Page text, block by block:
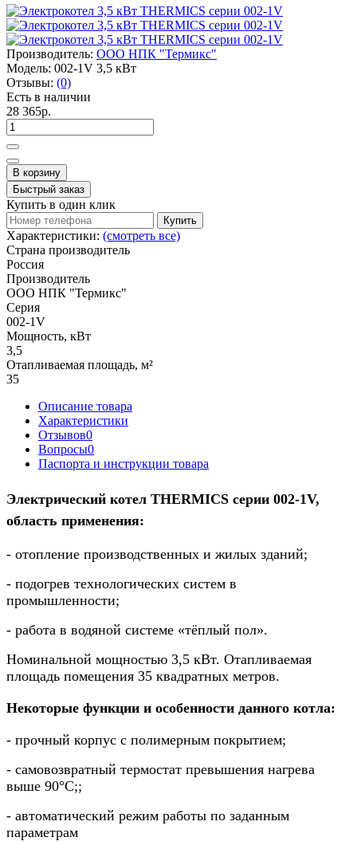
Производитель: ООО НПК "Термикс"
Модель: 002-1V 3,5 кВт
Отзывы: (0)
Есть в наличии
28 365р.
В корзину
Быстрый заказ
Купить в один клик
Купить
Характеристики: (смотреть все)
Страна производитель
Россия
Производитель
ООО НПК "Термикс"
Серия
002-1V
Мощность, кВт
3,5
Отапливаемая площадь, м²
35
Описание товара
Характеристики
Отзывов0
Вопросы0
Паспорта и инструкции товара
Электрический котел THERMICS серии 002-1V,
область применения:
- отопление производственных и жилых зданий;
- подогрев технологических систем в
промышленности;
- работа в водяной системе «тёплый пол».
Номинальной мощностью 3,5 кВт. Отапливаемая
площадь помещения 35 квадратных метров.
Некоторые функции и особенности данного котла:
- прочный корпус с полимерным покрытием;
- самовозвратный термостат превышения нагрева
выше 90°С;;
- автоматический режим работы по заданным
параметрам